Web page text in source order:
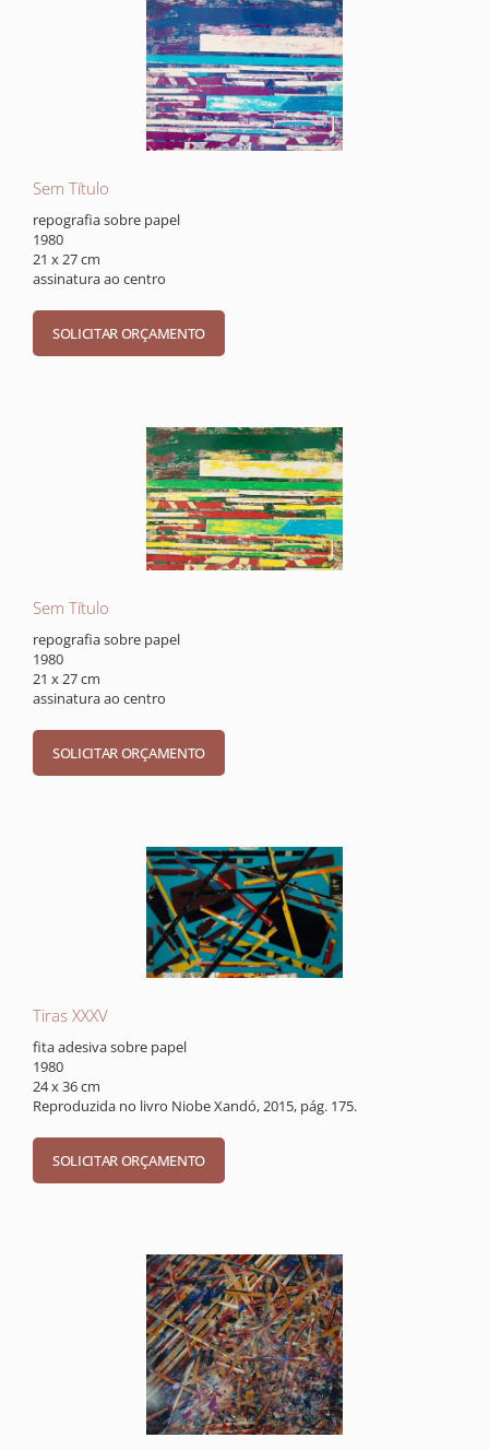
Sem Título
repografia sobre papel
1980
21 x 27 cm
assinatura ao centro
Sem Título
repografia sobre papel
1980
21 x 27 cm
assinatura ao centro
Tiras XXXV
fita adesiva sobre papel
1980
24 x 36 cm
Reproduzida no livro Niobe Xandó, 2015, pág. 175.